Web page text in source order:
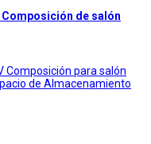
Composición de salón